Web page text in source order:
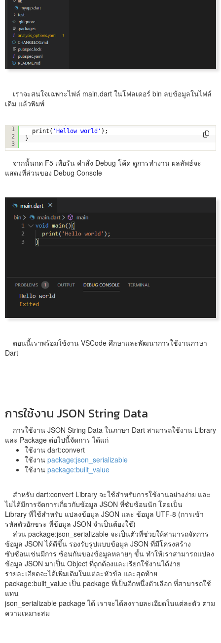
เราจะสนใจเฉพาะไฟล์ main.dart ในโฟลเดอร์ bin ลบข้อมูลในไฟล์
เดิม แล้วพิมพ์
1
2
3
void main(){
print( 'Hellow world' );
}
จากนั้นกด F5 เพื่อรัน คำสั่ง Debug โค้ด ดูการทำงาน ผลลัพธ์จะ
แสดงที่ส่วนของ Debug Console
ตอนนี้เราพร้อมใช้งาน VSCode ศึกษาและพัฒนาการใช้งานภาษา
Dart
การใช้งาน JSON String Data
การใช้งาน JSON String Data ในภาษา Dart สามารถใช้งาน Library
และ Package ต่อไปนี้จัดการ ได้แก่
ใช้งาน dart:convert
ใช้งาน package:json_serializable
ใช้งาน package:built_value
สำหรับ dart:convert Library จะใช้สำหรับการใช้งานอย่างง่าย และ
ไม่ได้มีการจัดการเกี่ยวกับข้อมูล JSON ที่ซับซ้อนนัก โดยเป็น
Library ที่ใช้สำหรับ แปลงข้อมูล JSON และ ข้อมูล UTF-8 (การเข้า
รหัสตัวอักขระ ที่ข้อมูล JSON จำเป็นต้องใช้)
ส่วน package:json_serializable จะเป็นตัวที่ช่วยให้สามารถจัดการ
ข้อมูล JSON ได้ดีขึ้น รองรับรูปแบบข้อมูล JSON ที่มีโครงสร้าง
ซับซ้อนเช่นมีการ ซ้อนกันของข้อมูลหลายๆ ขั้น ทำให้เราสามารถแปลง
ข้อมูล JSON มาเป็น Object ที่ถูกต้องและเรียกใช้งานได้ง่าย
รายละเอียดจะได้เพิ่มเติมในแต่ละหัวข้อ และสุดท้าย
package:built_value เป็น package ที่เป็นอีกหนึ่งตัวเลือก ที่สามารถใช้
แทน
json_serializable package ได้ เราจะได้ลงรายละเอียดในแต่ละตัว ตาม
ความเหมาะสม